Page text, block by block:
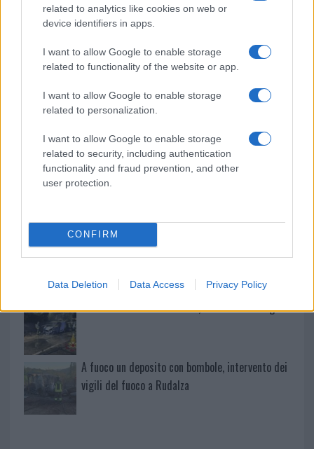
related to analytics like cookies on web or
device identifiers in apps.
I want to allow Google to enable storage
related to functionality of the website or app.
I want to allow Google to enable storage
related to personalization.
I want to allow Google to enable storage
related to security, including authentication
functionality and fraud prevention, and other
user protection.
CONFIRM
Data Deletion Data Access Privacy Policy
Sangue, musica e solidarietà con Avis Olbia al
Delta Center
Meteo Olbia 9 agosto, temperature in calo
Salmo finisce in ospedale a Catania, ma il tour
va avanti: “Sicilia, ci sono”
Jovanotti, Gabry Ponte e Alfa: Olbia ombelico del
Giorgia Meloni a La Maddalena, la vicesindaco:
Incendio nella notte a Olbia, a fuoco due furgoni
A fuoco un deposito con bombole, intervento dei
vigili del fuoco a Rudalza